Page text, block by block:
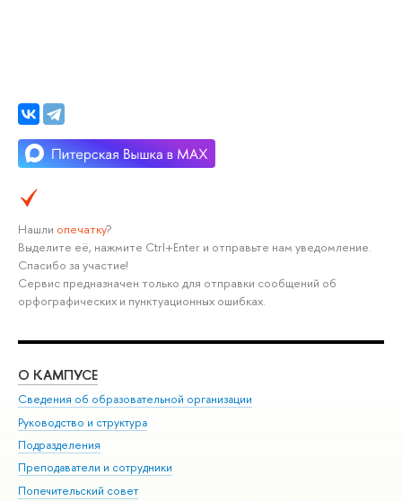
Нашли опечатку?
Выделите её, нажмите Ctrl+Enter и отправьте нам уведомление.
Спасибо за участие!
Сервис предназначен только для отправки сообщений об
орфографических и пунктуационных ошибках.
О КАМПУСЕ
Сведения об образовательной организации
Руководство и структура
Подразделения
Преподаватели и сотрудники
Попечительский совет